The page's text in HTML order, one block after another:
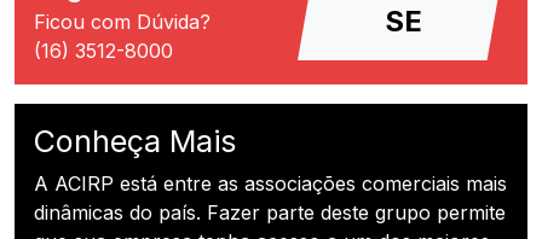
Ficou com Dúvida?
(16) 3512-8000
SE
Conheça Mais
A ACIRP está entre as associações comerciais mais
dinâmicas do país. Fazer parte deste grupo permite